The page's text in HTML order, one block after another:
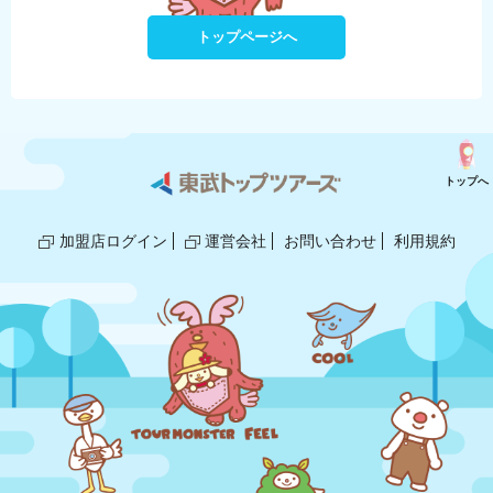
トップページへ
加盟店ログイン 運営会社 お問い合わせ 利用規約
トップへ